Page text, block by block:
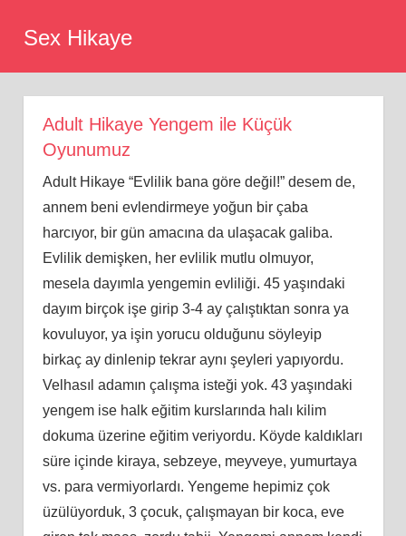
Sex Hikaye
Adult Hikaye Yengem ile Küçük
Oyunumuz
Adult Hikaye “Evlilik bana göre değil!” desem de,
annem beni evlendirmeye yoğun bir çaba
harcıyor, bir gün amacına da ulaşacak galiba.
Evlilik demişken, her evlilik mutlu olmuyor,
mesela dayımla yengemin evliliği. 45 yaşındaki
dayım birçok işe girip 3-4 ay çalıştıktan sonra ya
kovuluyor, ya işin yorucu olduğunu söyleyip
birkaç ay dinlenip tekrar aynı şeyleri yapıyordu.
Velhasıl adamın çalışma isteği yok. 43 yaşındaki
yengem ise halk eğitim kurslarında halı kilim
dokuma üzerine eğitim veriyordu. Köyde kaldıkları
süre içinde kiraya, sebzeye, meyveye, yumurtaya
vs. para vermiyorlardı. Yengeme hepimiz çok
üzülüyorduk, 3 çocuk, çalışmayan bir koca, eve